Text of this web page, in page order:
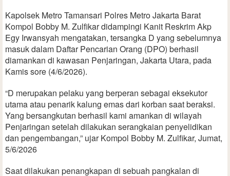
Kapolsek Metro Tamansari Polres Metro Jakarta Barat
Kompol Bobby M. Zulfikar didampingi Kanit Reskrim Akp
Egy Irwansyah mengatakan, tersangka D yang sebelumnya
masuk dalam Daftar Pencarian Orang (DPO) berhasil
diamankan di kawasan Penjaringan, Jakarta Utara, pada
Kamis sore (4/6/2026).
“D merupakan pelaku yang berperan sebagai eksekutor
utama atau penarik kalung emas dari korban saat beraksi.
Yang bersangkutan berhasil kami amankan di wilayah
Penjaringan setelah dilakukan serangkaian penyelidikan
dan pengembangan,” ujar Kompol Bobby M. Zulfikar, Jumat,
5/6/2026
Saat dilakukan penangkapan di sebuah pangkalan di